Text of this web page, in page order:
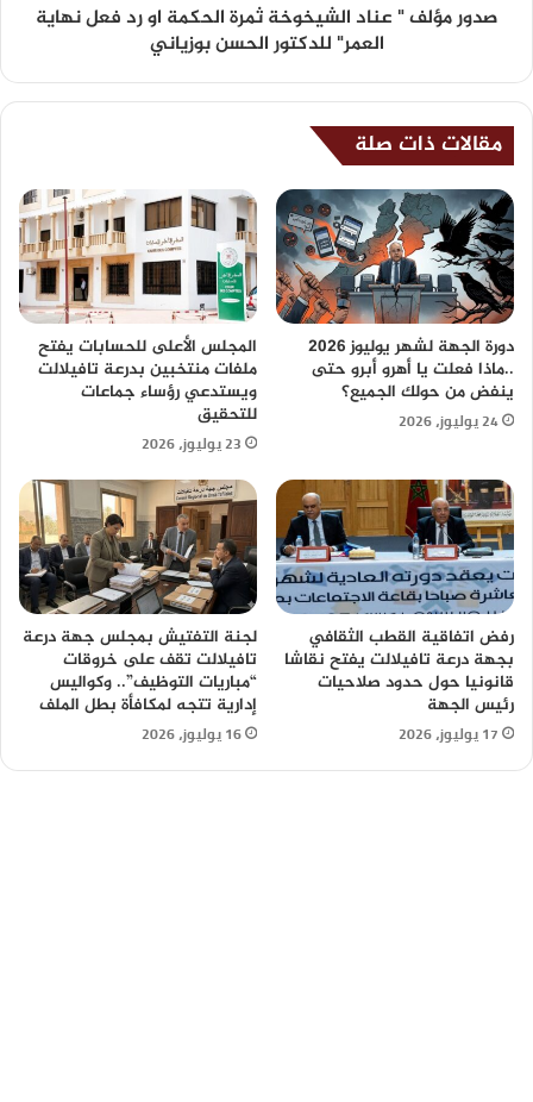
صدور مؤلف " عناد الشيخوخة ثمرة الحكمة او رد فعل نهاية
العمر" للدكتور الحسن بوزياني
مقالات ذات صلة
دورة الجهة لشهر يوليوز 2026
..ماذا فعلت يا أهرو أبرو حتى
ينفض من حولك الجميع؟
24 يوليوز، 2026
المجلس الأعلى للحسابات يفتح
ملفات منتخبين بدرعة تافيلالت
ويستدعي رؤساء جماعات
للتحقيق
23 يوليوز، 2026
رفض اتفاقية القطب الثقافي
بجهة درعة تافيلالت يفتح نقاشا
قانونيا حول حدود صلاحيات
رئيس الجهة
17 يوليوز، 2026
لجنة التفتيش بمجلس جهة درعة
تافيلالت تقف على خروقات
“مباريات التوظيف”.. وكواليس
إدارية تتجه لمكافأة بطل الملف
16 يوليوز، 2026